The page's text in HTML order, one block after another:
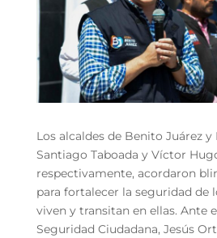
Los alcaldes de Benito Juárez
Santiago Taboada y Víctor
respectivamente, acordaron
para fortalecer la seguridad de
viven y transitan en ellas. Ante
Seguridad Ciudadana, Jesús